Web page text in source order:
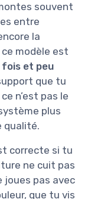
souvent
entre
la
ce modèle est
fois et peu
que tu
n’est pas le
plus
qualité.
correcte si tu
ne cuit pas
joues pas avec
que tu vis